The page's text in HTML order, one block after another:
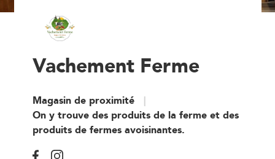
Vachement Ferme
Magasin de proximité
On y trouve des produits de la ferme et des
produits de fermes avoisinantes.